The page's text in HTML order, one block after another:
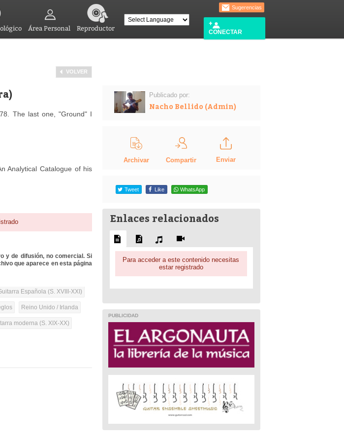
Área Personal Reproductor
Sugerencias
CONECTAR
VOLVER
The last one, "Ground" I
Analytical Catalogue of his
y de difusión, no comercial. Si
que aparece en esta página
Española (S. XVIII-XXI)
Reino Unido / Irlanda
moderna (S. XIX-XX)
Publicado por:
Nacho Bellido (Admin)
Archivar Compartir Enviar
Tweet Like WhatsApp
Enlaces relacionados
Para acceder a este contenido necesitas
estar registrado
PUBLICIDAD